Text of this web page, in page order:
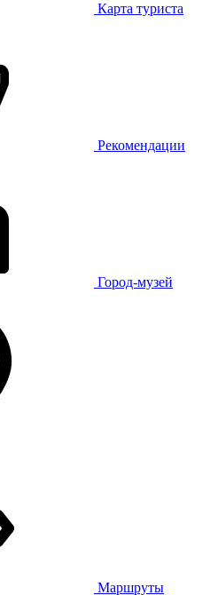
Карта туриста
Рекомендации
Город-музей
Маршруты